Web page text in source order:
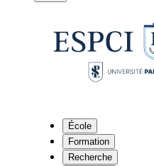
École
Formation
Recherche